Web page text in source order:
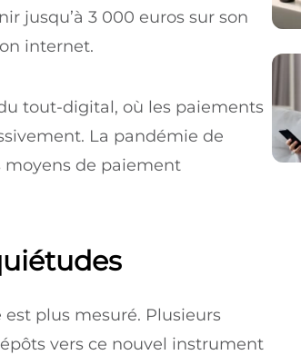
jusqu’à 3 000 euros sur son
internet.
tout-digital, où les paiements
La pandémie de
moyens de paiement
plus mesuré. Plusieurs
vers ce nouvel instrument